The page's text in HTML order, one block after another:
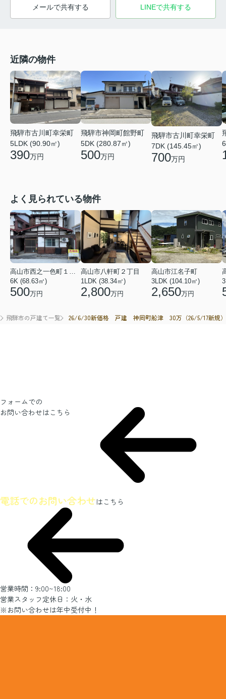
メールで共有する LINEで共有する
近隣の物件
飛騨市古川町幸栄町
5LDK (90.90㎡)
390万円
飛騨市神岡町館野町
5DK (280.87㎡)
500万円
飛騨市古川町幸栄町
7DK (145.45㎡)
700万円
よく見られている物件
高山市西之一色町１丁目
6K (68.63㎡)
500万円
高山市八軒町２丁目
1LDK (38.34㎡)
2,800万円
高山市江名子町
3LDK (104.10㎡)
2,650万円
飛騨市の戸建て一覧 26/6/30新価格 戸建 神岡町船津 30万（26/5/17新規
フォームでの
お問い合わせはこちら
電話でのお問い合わせはこちら
営業時間：9:00~18:00
営業スタッフ定休日：火・水
※お問い合わせは年中受付中！